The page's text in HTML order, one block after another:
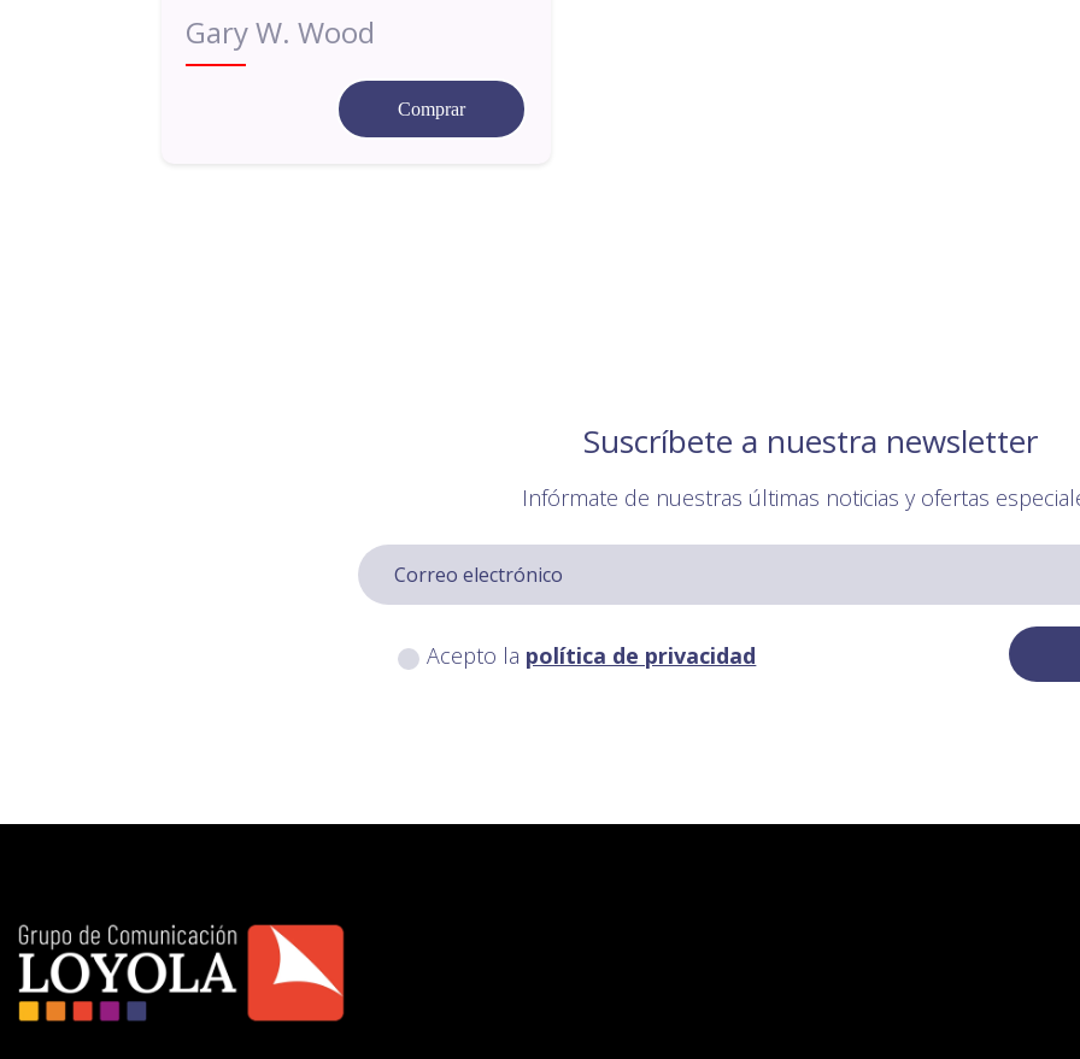
Gary W. Wood
Comprar
Suscríbete a nuestra newsletter
Infórmate de nuestras últimas noticias y ofertas
Acepto la política de privacidad